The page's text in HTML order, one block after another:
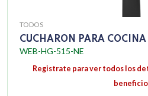
TODOS
CUCHARON PARA COCINA
WEB-HG-515-NE
Registrate para ver todos los